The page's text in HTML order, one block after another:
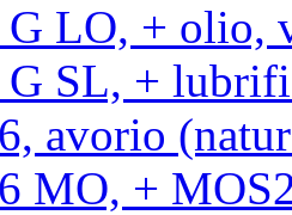
G LO, + olio,
G SL, +
avorio
MO, +